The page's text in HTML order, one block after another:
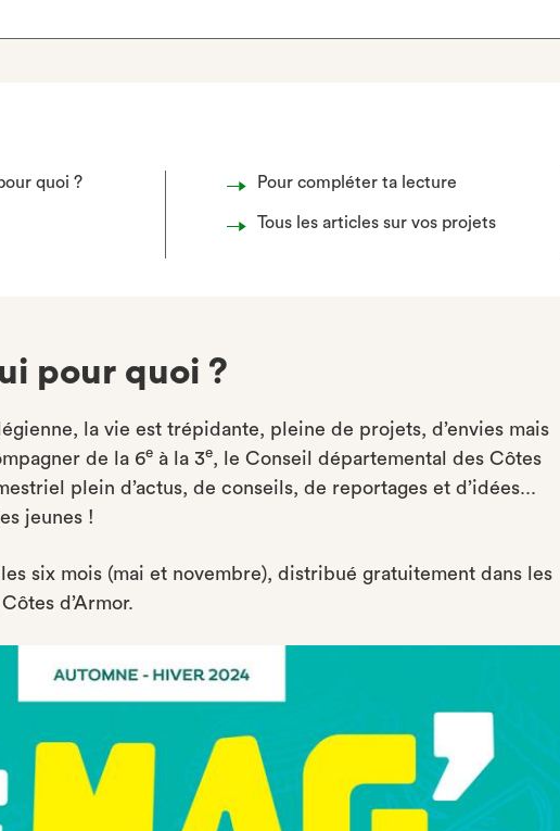
quoi ? Pour compléter ta lecture
Tous les articles sur vos projets
pour quoi ?
la vie est trépidante, pleine de projets, d’envies mais
de la 6e à la 3e, le Conseil départemental des Côtes
plein d’actus, de conseils, de reportages et d’idées...
jeunes !
les six mois (mai et novembre), distribué gratuitement dans les
d’Armor.